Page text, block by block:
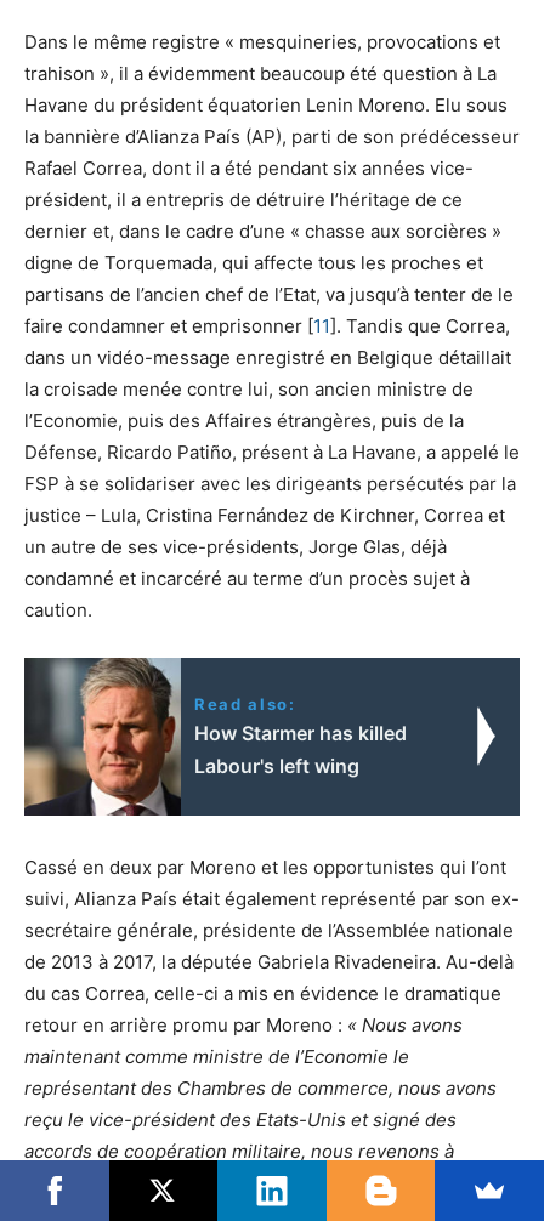
Dans le même registre « mesquineries, provocations et
trahison », il a évidemment beaucoup été question à La
Havane du président équatorien Lenin Moreno. Elu sous
la bannière d’Alianza País (AP), parti de son prédécesseur
Rafael Correa, dont il a été pendant six années vice-
président, il a entrepris de détruire l’héritage de ce
dernier et, dans le cadre d’une « chasse aux sorcières »
digne de Torquemada, qui affecte tous les proches et
partisans de l’ancien chef de l’Etat, va jusqu’à tenter de le
faire condamner et emprisonner [11]. Tandis que Correa,
dans un vidéo-message enregistré en Belgique détaillait
la croisade menée contre lui, son ancien ministre de
l’Economie, puis des Affaires étrangères, puis de la
Défense, Ricardo Patiño, présent à La Havane, a appelé le
FSP à se solidariser avec les dirigeants persécutés par la
justice – Lula, Cristina Fernández de Kirchner, Correa et
un autre de ses vice-présidents, Jorge Glas, déjà
condamné et incarcéré au terme d’un procès sujet à
caution.
Read also:
How Starmer has killed
Labour's left wing
Cassé en deux par Moreno et les opportunistes qui l’ont
suivi, Alianza País était également représenté par son ex-
secrétaire générale, présidente de l’Assemblée nationale
de 2013 à 2017, la députée Gabriela Rivadeneira. Au-delà
du cas Correa, celle-ci a mis en évidence le dramatique
retour en arrière promu par Moreno : « Nous avons
maintenant comme ministre de l’Economie le
représentant des Chambres de commerce, nous avons
reçu le vice-président des Etats-Unis et signé des
accords de coopération militaire, nous revenons à
nouveau aux traités bilatéraux d’investissement
En
outre, depuis la rupture, nous avons perdu l’organisation